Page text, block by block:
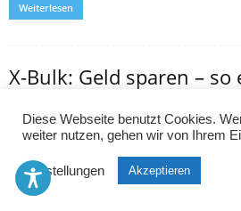
Weiterlesen
X-Bulk: Geld sparen –
Diese Webseite benutzt Cookies.
weiter nutzen, gehen wir von Ihrem
Einstellungen Akzeptieren